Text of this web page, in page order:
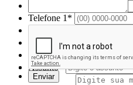
Telefone 1*
Cidade/Estado
Assunto*